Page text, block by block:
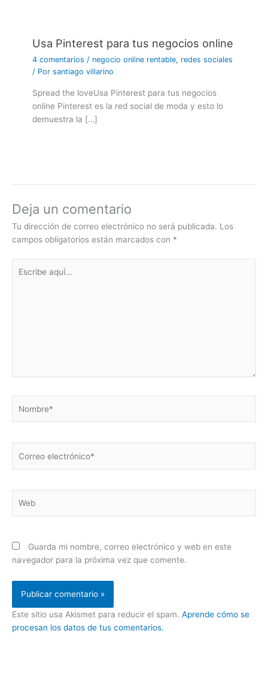
Usa Pinterest para tus negocios online
4 comentarios / negocio online rentable, redes sociales
/ Porsantiago villarino
Spread the loveUsa Pinterest para tus negocios
online Pinterest es la red social de moda y esto lo
demuestra la […]
Deja un comentario
Tu dirección de correo electrónico no será publicada. Los
campos obligatorios están marcados con *
aquí...
electrónico*
Guarda mi nombre, correo electrónico y web en este
navegador para la próxima vez que comente.
Este sitio usa Akismet para reducir el spam. Aprende cómo se
procesan los datos de tus comentarios.